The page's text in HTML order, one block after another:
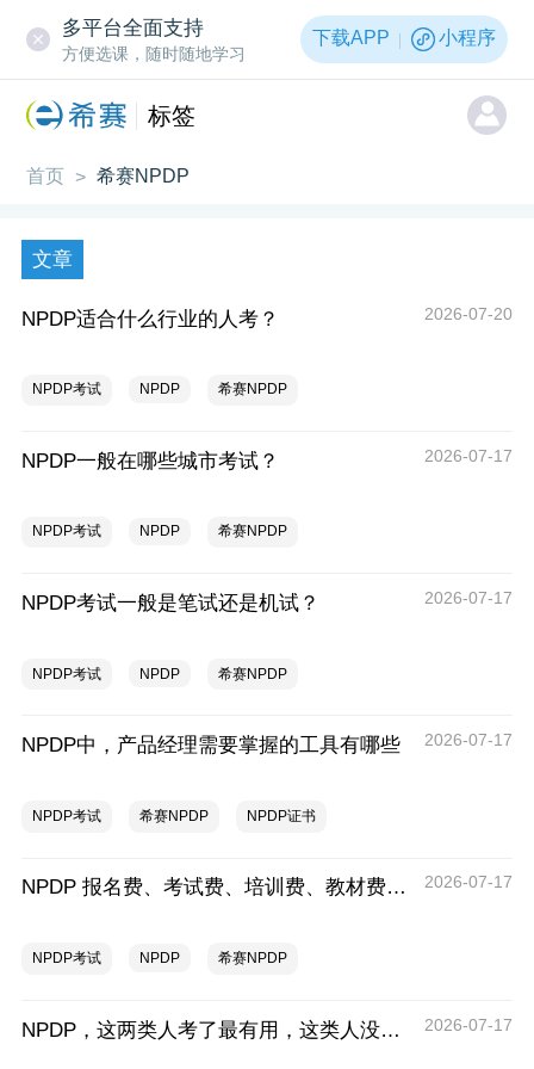
多平台全面支持
方便选课，随时随地学习
下载APP 小程序
标签
首页 > 希赛NPDP
文章
NPDP适合什么行业的人考？ 2026-07-20
NPDP考试 NPDP 希赛NPDP
NPDP一般在哪些城市考试？ 2026-07-17
NPDP考试 NPDP 希赛NPDP
NPDP考试一般是笔试还是机试？ 2026-07-17
NPDP考试 NPDP 希赛NPDP
NPDP中，产品经理需要掌握的工具有哪些 2026-07-17
NPDP考试 希赛NPDP NPDP证书
NPDP 报名费、考试费、培训费、教材费盘点 2026-07-17
NPDP考试 NPDP 希赛NPDP
NPDP，这两类人考了最有用，这类人没必要考 2026-07-17